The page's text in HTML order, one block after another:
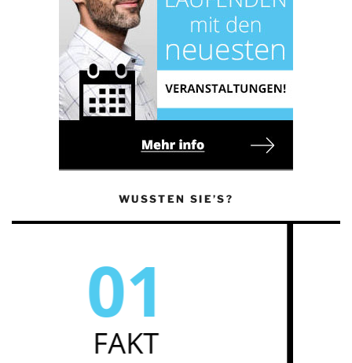
WUSSTEN SIE’S?
02
FAKT